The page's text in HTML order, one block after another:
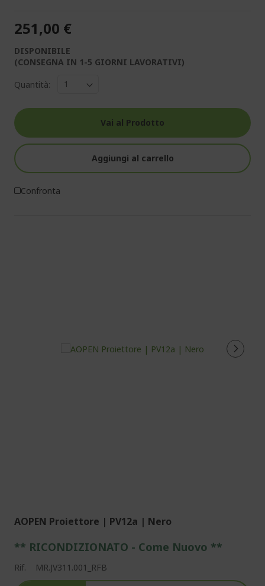
251,00 €
DISPONIBILE
(CONSEGNA IN 1-5 GIORNI LAVORATIVI)
Quantità:
Vai al Prodotto
Aggiungi al carrello
Confronta
AOPEN Proiettore | PV12a | Nero
** RICONDIZIONATO - Come Nuovo **
Rif. MR.JV311.001_RFB